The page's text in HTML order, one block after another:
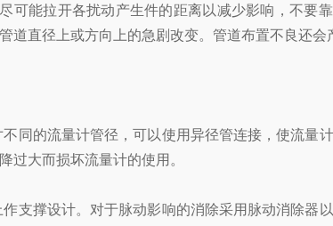
能拉开各扰动产生件的距离以减少影响，不要
道直径上或方向上的急剧改变。管道布置不良还会
的流量计管径，可以使用异径管连接，使流量
过大而损坏流量计的使用。
撑设计。对于脉动影响的消除采用脉动消除器